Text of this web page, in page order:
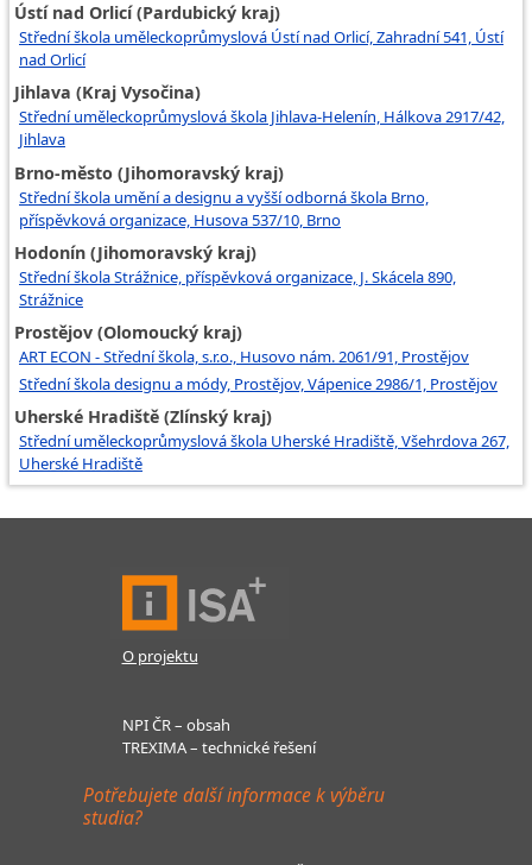
Ústí nad Orlicí (Pardubický kraj)
Střední škola uměleckoprůmyslová Ústí nad Orlicí, Zahradní 541, Ústí
nad Orlicí
Jihlava (Kraj Vysočina)
Střední uměleckoprůmyslová škola Jihlava-Helenín, Hálkova 2917/42,
Jihlava
Brno-město (Jihomoravský kraj)
Střední škola umění a designu a vyšší odborná škola Brno,
příspěvková organizace, Husova 537/10, Brno
Hodonín (Jihomoravský kraj)
Střední škola Strážnice, příspěvková organizace, J. Skácela 890,
Strážnice
Prostějov (Olomoucký kraj)
ART ECON - Střední škola, s.r.o., Husovo nám. 2061/91, Prostějov
Střední škola designu a módy, Prostějov, Vápenice 2986/1, Prostějov
Uherské Hradiště (Zlínský kraj)
Střední uměleckoprůmyslová škola Uherské Hradiště, Všehrdova 267,
Uherské Hradiště
O projektu
NPI ČR – obsah
TREXIMA – technické řešení
Potřebujete další informace k výběru
studia?